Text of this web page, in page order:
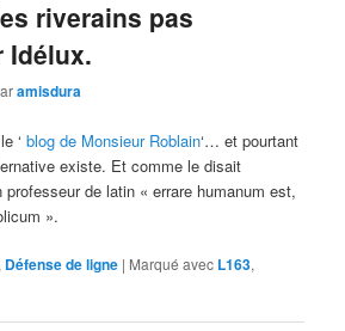
riverains pas
Idélux.
amisdura
‘ blog de Monsieur Roblain‘… et pourtant
existe. Et comme le disait
professeur de latin « errare humanum est,
».
Défense de ligne | Marqué avec L163,